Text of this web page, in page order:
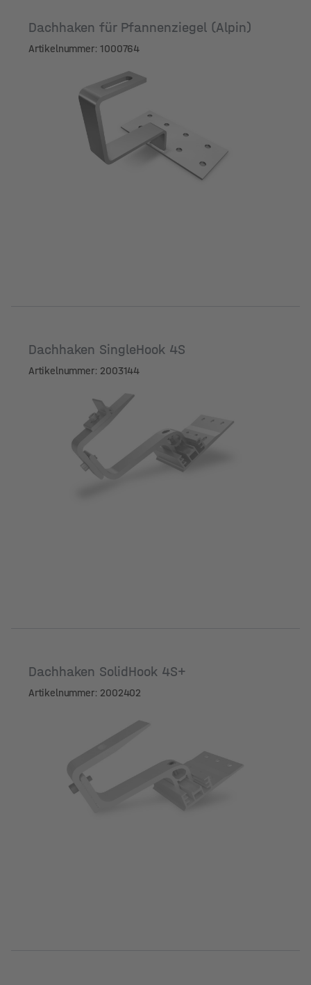
Dachhaken für Pfannenziegel (Alpin)
Artikelnummer: 1000764
Dachhaken SingleHook 4S
Artikelnummer: 2003144
Dachhaken SolidHook 4S+
Artikelnummer: 2002402